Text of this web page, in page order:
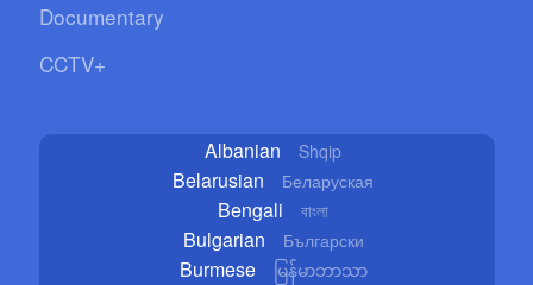
Documentary
CCTV+
Albanian Shqip
Belarusian Беларуская
Bengali বাংলা
Bulgarian Български
Burmese မြန်မာဘာသာ